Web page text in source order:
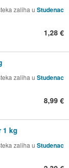
zaliha u Studenac
1,28 €
zaliha u Studenac
8,99 €
1 kg
zaliha u Studenac